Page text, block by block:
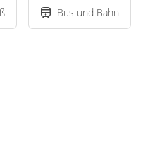
Bus und Bahn